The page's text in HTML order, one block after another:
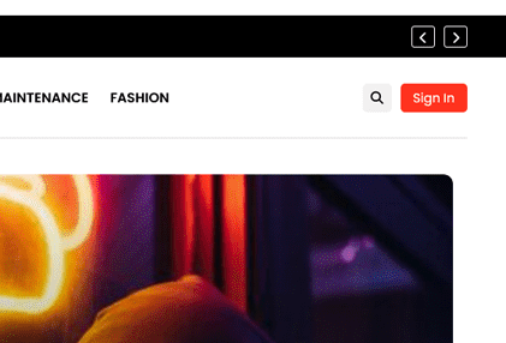
jauninājumus, papildinājumus vai
Versija
Pēdējoreiz atjaunināts
Aktīvas instalācijas
WordPress versija
PHP versija